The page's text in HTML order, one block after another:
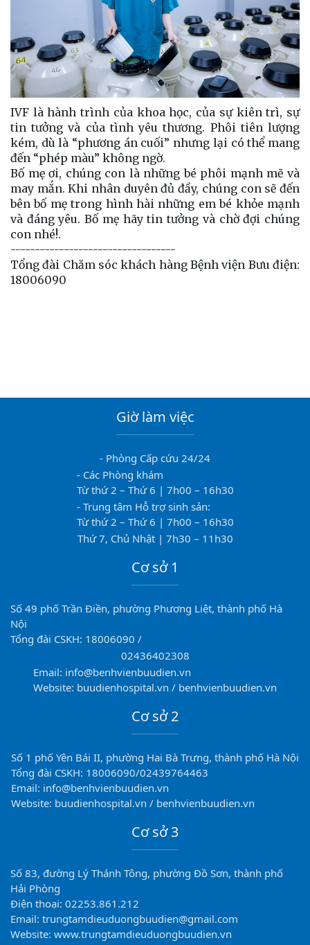
IVF là hành trình của khoa học, của sự kiên trì, sự
tin tưởng và của tình yêu thương. Phôi tiên lượng
kém, dù là “phương án cuối” nhưng lại có thể mang
đến “phép màu” không ngờ.
Bố mẹ ơi, chúng con là những bé phôi mạnh mẽ và
may mắn. Khi nhân duyên đủ đầy, chúng con sẽ đến
bên bố mẹ trong hình hài những em bé khỏe mạnh
và đáng yêu. Bố mẹ hãy tin tưởng và chờ đợi chúng
con nhé!.
----------------------------------
Tổng đài Chăm sóc khách hàng Bệnh viện Bưu điện:
18006090
Giờ làm việc
- Phòng Cấp cứu 24/24
- Các Phòng khám
Từ thứ 2 – Thứ 6 | 7h00 – 16h30
- Trung tâm Hỗ trợ sinh sản:
Từ thứ 2 – Thứ 6 | 7h00 – 16h30
Thứ 7, Chủ Nhật | 7h30 – 11h30
Cơ sở 1
Số 49 phố Trần Điền, phường Phương Liệt, thành phố Hà
Nội
Tổng đài CSKH: 18006090 /
02436402308
Email: info@benhvienbuudien.vn
Website: buudienhospital.vn / benhvienbuudien.vn
Cơ sở 2
Số 1 phố Yên Bái II, phường Hai Bà Trưng, thành phố Hà Nội
Tổng đài CSKH: 18006090/02439764463
Email: info@benhvienbuudien.vn
Website: buudienhospital.vn / benhvienbuudien.vn
Cơ sở 3
Số 83, đường Lý Thánh Tông, phường Đồ Sơn, thành phố
Hải Phòng
Điện thoại: 02253.861.212
Email: trungtamdieuduongbuudien@gmail.com
Website: www.trungtamdieuduongbuudien.vn